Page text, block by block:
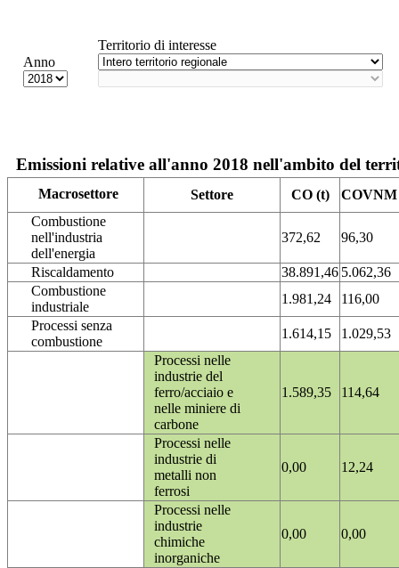
Anno
Territorio di interesse
Emissioni relative all'anno 2018 nell'ambito del
Macrosettore Settore CO (t)
COVNM
Combustione
nell'industria
dell'energia
372,62 96,30
Riscaldamento 38.891,46 5.062,36
Combustione
industriale
1.981,24
116,00
Processi senza
combustione
1.614,15
1.029,53
Processi nelle
industrie del
ferro/acciaio e
nelle miniere di
carbone
1.589,35 114,64
Processi nelle
industrie di
metalli non
ferrosi
0,00 12,24
Processi nelle
industrie
chimiche
inorganiche
0,00 0,00